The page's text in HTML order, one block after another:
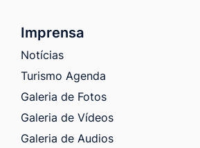
Imprensa
Notícias
Turismo Agenda
Galeria de Fotos
Galeria de Vídeos
Galeria de Audios